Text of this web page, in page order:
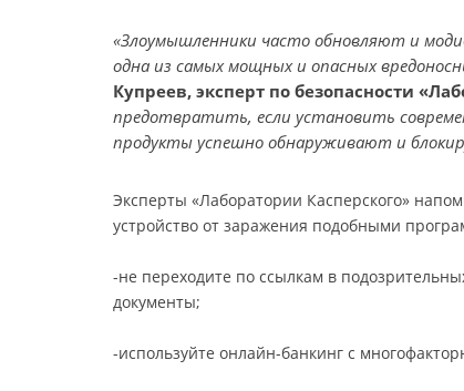
«Злоумышленники часто обновляют и
одна из самых мощных и опасных
Купреев, эксперт по безопасности
предотвратить, если установить
продукты успешно обнаруживают и
Эксперты «Лаборатории Касперского»
устройство от заражения подобными
-не переходите по ссылкам в
документы;
-используйте онлайн-банкинг с